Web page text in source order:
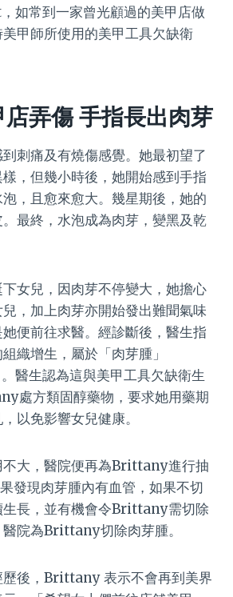
常到一家曾光顧過的美甲店做
甲師所使用的美甲工具欠缺衛
弄傷 手指長出肉芽
刺痛及有燒傷感覺。她最初望了
，但幾小時後，她開始感到手指
，且愈來愈大。幾星期後，她的
最終，水泡成為肉芽，變黑及乾
女兒，因肉芽不停變大，她擔心
，加上肉芽亦開始發出難聞氣味
便前往求醫。經診斷後，醫生指
織增生，屬於「肉芽腫」
醫生認為這與美甲工具欠缺衛生
處方類固醇藥物，要求她用藥期
以免影響女兒健康。
不大，醫院便再為Brittany進行抽
發現肉芽腫內有血管，如果不切
生長，並有機會令Brittany需切除
院為Brittany切除肉芽腫。
歷後，Brittany 表示不會再到美界